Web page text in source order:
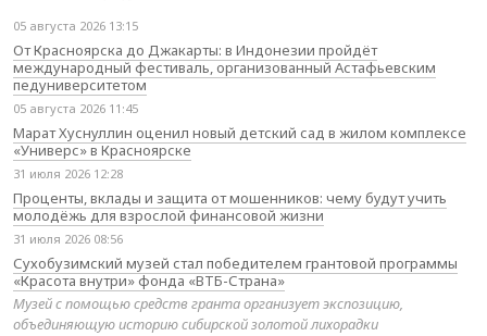
05 августа 2026 13:15
От Красноярска до Джакарты: в Индонезии пройдёт
международный фестиваль, организованный Астафьевским
педуниверситетом
05 августа 2026 11:45
Марат Хуснуллин оценил новый детский сад в жилом комплексе
«Универс» в Красноярске
31 июля 2026 12:28
Проценты, вклады и защита от мошенников: чему будут учить
молодёжь для взрослой финансовой жизни
31 июля 2026 08:56
Сухобузимский музей стал победителем грантовой программы
«Красота внутри» фонда «ВТБ-Страна»
Музей с помощью средств гранта организует экспозицию,
объединяющую историю сибирской золотой лихорадки